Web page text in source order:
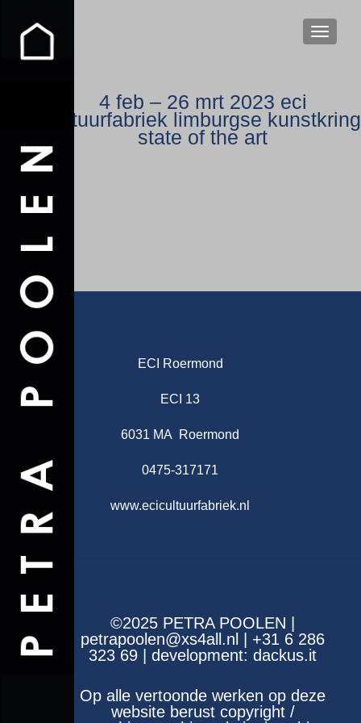
4 feb – 26 mrt 2023 eci
cultuurfabriek limburgse kunstkring
state of the art
ECI Roermond
ECI 13
6031 MA Roermond
0475-317171
www.ecicultuurfabriek.nl
©2025 PETRA POOLEN |
petrapoolen@xs4all.nl | +31 6 286
323 69 | development: dackus.it
Op alle vertoonde werken op deze
website berust copyright /